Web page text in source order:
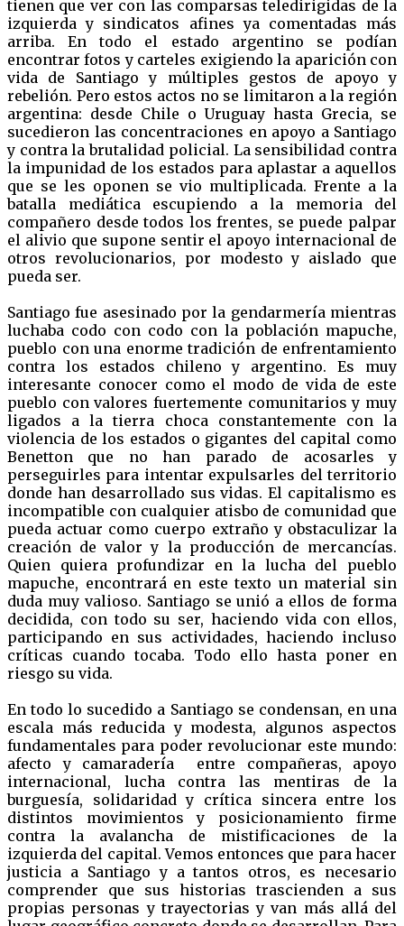
tienen que ver con las comparsas teledirigidas de la
izquierda y sindicatos afines ya comentadas más
arriba. En todo el estado argentino se podían
encontrar fotos y carteles exigiendo la aparición con
vida de Santiago y múltiples gestos de apoyo y
rebelión. Pero estos actos no se limitaron a la región
argentina: desde Chile o Uruguay hasta Grecia, se
sucedieron las concentraciones en apoyo a Santiago
y contra la brutalidad policial. La sensibilidad contra
la impunidad de los estados para aplastar a aquellos
que se les oponen se vio multiplicada. Frente a la
batalla mediática escupiendo a la memoria del
compañero desde todos los frentes, se puede palpar
el alivio que supone sentir el apoyo internacional de
otros revolucionarios, por modesto y aislado que
pueda ser.
Santiago fue asesinado por la gendarmería mientras
luchaba codo con codo con la población mapuche,
pueblo con una enorme tradición de enfrentamiento
contra los estados chileno y argentino. Es muy
interesante conocer como el modo de vida de este
pueblo con valores fuertemente comunitarios y muy
ligados a la tierra choca constantemente con la
violencia de los estados o gigantes del capital como
Benetton que no han parado de acosarles y
perseguirles para intentar expulsarles del territorio
donde han desarrollado sus vidas. El capitalismo es
incompatible con cualquier atisbo de comunidad que
pueda actuar como cuerpo extraño y obstaculizar la
creación de valor y la producción de mercancías.
Quien quiera profundizar en la lucha del pueblo
mapuche, encontrará en este texto un material sin
duda muy valioso. Santiago se unió a ellos de forma
decidida, con todo su ser, haciendo vida con ellos,
participando en sus actividades, haciendo incluso
críticas cuando tocaba. Todo ello hasta poner en
riesgo su vida.
En todo lo sucedido a Santiago se condensan, en una
escala más reducida y modesta, algunos aspectos
fundamentales para poder revolucionar este mundo:
afecto y camaradería entre compañeras, apoyo
internacional, lucha contra las mentiras de la
burguesía, solidaridad y crítica sincera entre los
distintos movimientos y posicionamiento firme
contra la avalancha de mistificaciones de la
izquierda del capital. Vemos entonces que para hacer
justicia a Santiago y a tantos otros, es necesario
comprender que sus historias trascienden a sus
propias personas y trayectorias y van más allá del